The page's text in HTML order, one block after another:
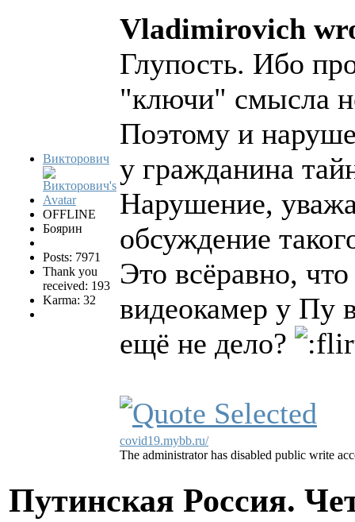
Викторович
OFFLINE
Боярин
Posts: 7971
Thank you
received: 193
Karma: 32
Vladimirovich
Глупость. Ибо
"ключи" смысла
Поэтому и
у гражданина
Нарушение,
обсуждение
Это всёравно,
видеокамер у Пу
ещё не дело?
covid19.mybb.ru/
The administrator has disabled public write
Путинская Россия.